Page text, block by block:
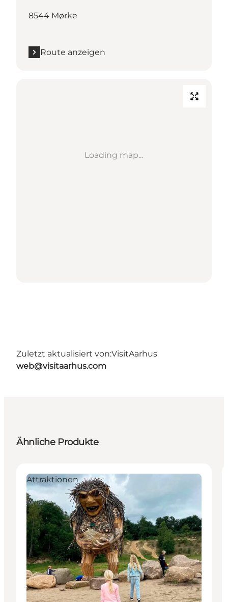
8544 Mørke
Route anzeigen
Loading map...
Zuletzt aktualisiert von:VisitAarhus
web@visitaarhus.com
Ähnliche Produkte
Attraktionen